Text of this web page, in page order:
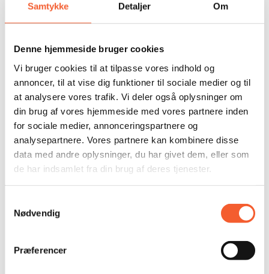
Samtykke Detaljer Om
Denne hjemmeside bruger cookies
Vi bruger cookies til at tilpasse vores indhold og
annoncer, til at vise dig funktioner til sociale medier og til
at analysere vores trafik. Vi deler også oplysninger om
din brug af vores hjemmeside med vores partnere inden
for sociale medier, annonceringspartnere og
analysepartnere. Vores partnere kan kombinere disse
data med andre oplysninger, du har givet dem, eller som
de har indsamlet fra din brug af deres tjenester.
Nødvendig
Præferencer
KONTAKT MUSEERNE
fort@oesm.dk
kalk@oesm.dk
(+45) 56 50 28 06